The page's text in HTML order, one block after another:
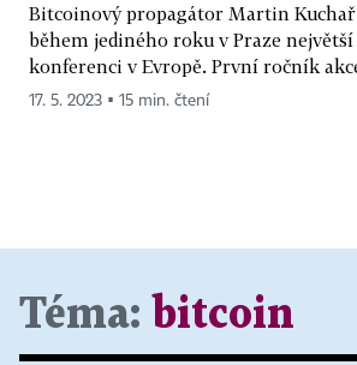
Bitcoinový propagátor Martin Kuchař
během jediného roku v Praze
konferenci v Evropě. První ročník
17. 5. 2023 ▪ 15 min. čtení
Téma: bitcoin